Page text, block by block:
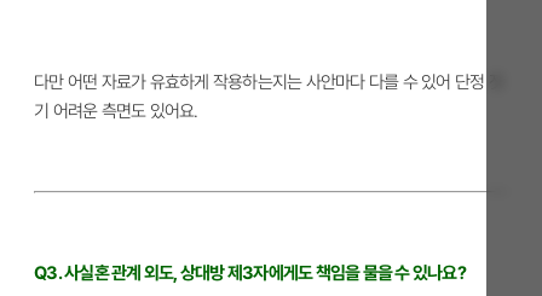
다만 어떤 자료가 유효하게 작용하는지는 사안마다 다를 수 있어 단정 짓
기 어려운 측면도 있어요.
Q3. 사실혼 관계 외도, 상대방 제3자에게도 책임을 물을 수 있나요?